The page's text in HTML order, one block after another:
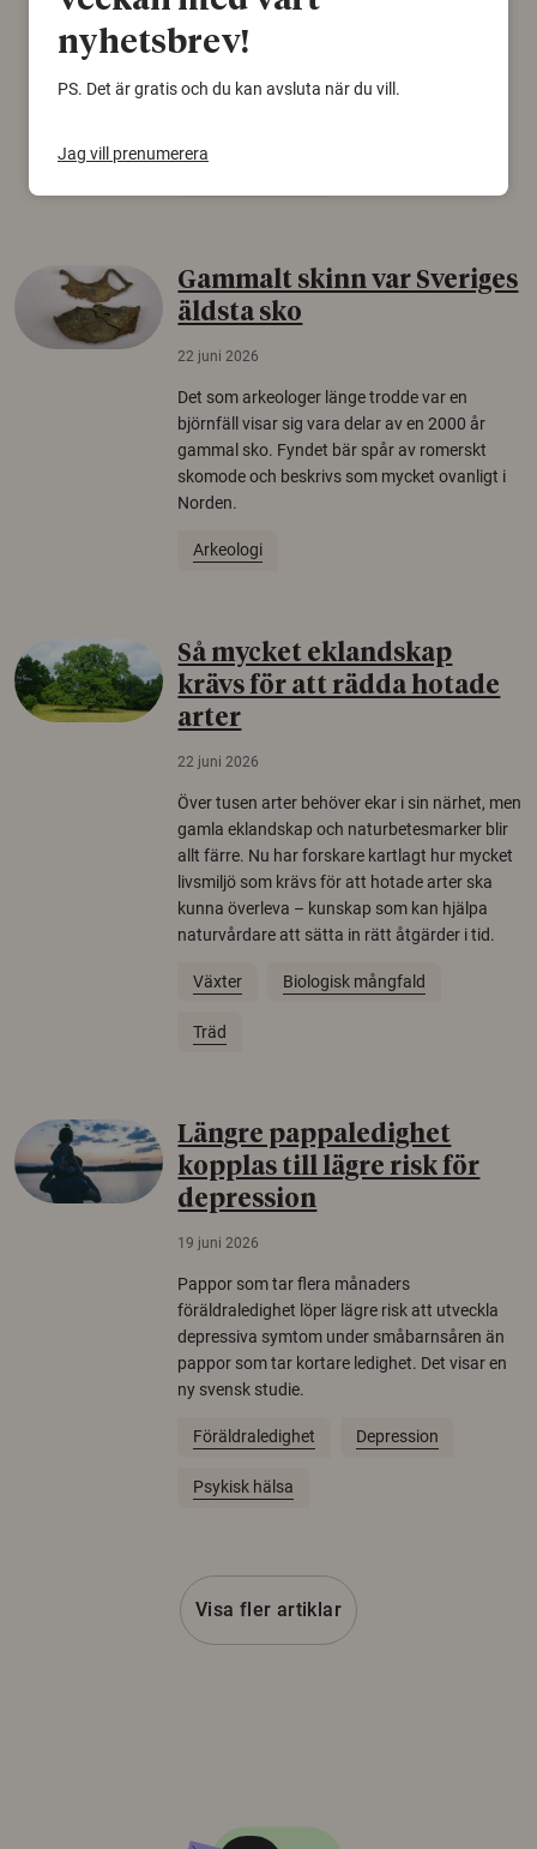
konspirationsteorier är ofta mer mottagliga
Gammalt skinn var Sveriges
äldsta sko
22 juni 2026
Det som arkeologer länge trodde var en
björnfäll visar sig vara delar av en 2000 år
gammal sko. Fyndet bär spår av romerskt
skomode och beskrivs som mycket ovanligt i
Norden.
Arkeologi
Så mycket eklandskap
krävs för att rädda hotade
arter
22 juni 2026
Över tusen arter behöver ekar i sin närhet, men
gamla eklandskap och naturbetesmarker blir
allt färre. Nu har forskare kartlagt hur mycket
livsmiljö som krävs för att hotade arter ska
kunna överleva – kunskap som kan hjälpa
naturvårdare att sätta in rätt åtgärder i tid.
Växter Biologisk mångfald
Träd
Längre pappaledighet
kopplas till lägre risk för
depression
19 juni 2026
Pappor som tar flera månaders
föräldraledighet löper lägre risk att utveckla
depressiva symtom under småbarnsåren än
pappor som tar kortare ledighet. Det visar en
ny svensk studie.
Föräldraledighet Depression
Psykisk hälsa
Visa fler artiklar
nyhetsbrev!
PS. Det är gratis och du kan avsluta när du vill.
Jag vill prenumerera